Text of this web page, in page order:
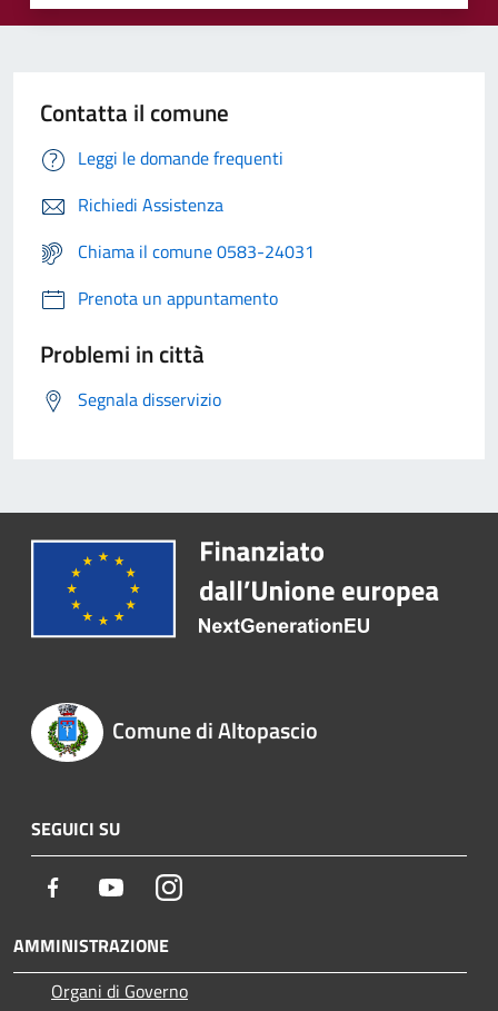
Contatta il comune
Leggi le domande frequenti
Richiedi Assistenza
Chiama il comune 0583-24031
Prenota un appuntamento
Problemi in città
Segnala disservizio
Comune di Altopascio
SEGUICI SU
Facebook YoutubeInstagram
AMMINISTRAZIONE
Organi di Governo